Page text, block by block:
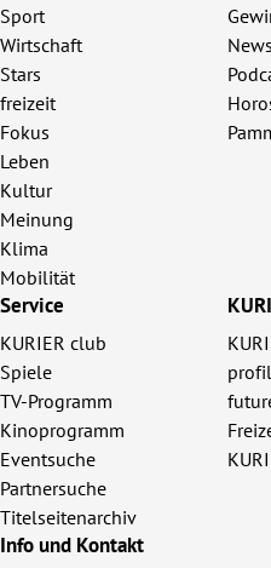
Sport
Wirtschaft
Stars
freizeit
Fokus
Leben
Kultur
Meinung
Klima
Mobilität
Service
KURIER club
Spiele
TV-Programm
Kinoprogramm
Eventsuche
Partnersuche
Titelseitenarchiv
profil
Info und Kontakt